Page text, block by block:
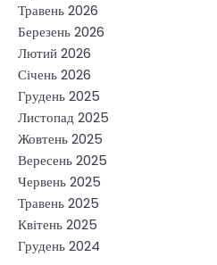
Травень 2026
Березень 2026
Лютий 2026
Січень 2026
Грудень 2025
Листопад 2025
Жовтень 2025
Вересень 2025
Червень 2025
Травень 2025
Квітень 2025
Грудень 2024